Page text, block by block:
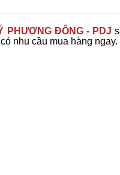
PHƯƠNG ĐÔNG - PDJ
nhu cầu mua hàng ngay.